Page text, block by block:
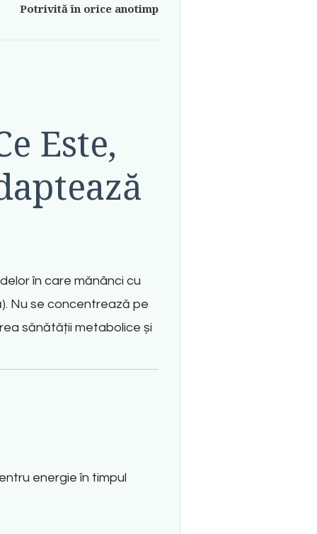
Potrivită în orice anotimp
Este,
în care mănânci cu
. Nu se concentrează pe
sănătății metabolice și
energie în timpul